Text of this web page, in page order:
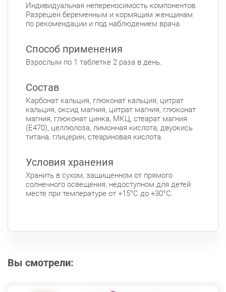
ул. Дыбенко ул., д. 8, к. 3 Круглосуточно
Улица Дыбенко
Проспект Большевиков
Петроградский район
Петроградская
Чкаловская
Б. Монетная ул., д. 10 Круглосуточно
Горьковская
Петроградская
Чкаловская
Туристская ул., д.28 к.1
Беговая
пр. Королёва, д. 61 Круглосуточно
Комендантский пр.
Комендантский пр.
Индивидуальная непереносимость компонентов.
Разрешен беременным и кормящим женщинам
по рекомендации и под наблюдением врача.
Способ применения
Взрослым по 1 таблетке 2 раза в день.
Состав
Карбонат кальция, глюконат кальция, цитрат
кальция, оксид магния, цитрат магния, глюконат
магния, глюконат цинка, МКЦ, стеарат магния
(Е470), целлюлоза, лимонная кислота, двуокись
титана, глицерин, стеариновая кислота.
Условия хранения
Хранить в сухом, защищенном от прямого
солнечного освещения, недоступном для детей
месте при температуре от +15°С до +30°С.
Вы смотрели: